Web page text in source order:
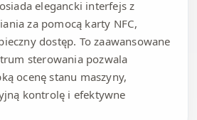
elegancki interfejs z
za pomocą karty NFC,
dostęp. To zaawansowane
sterowania pozwala
ocenę stanu maszyny,
kontrolę i efektywne